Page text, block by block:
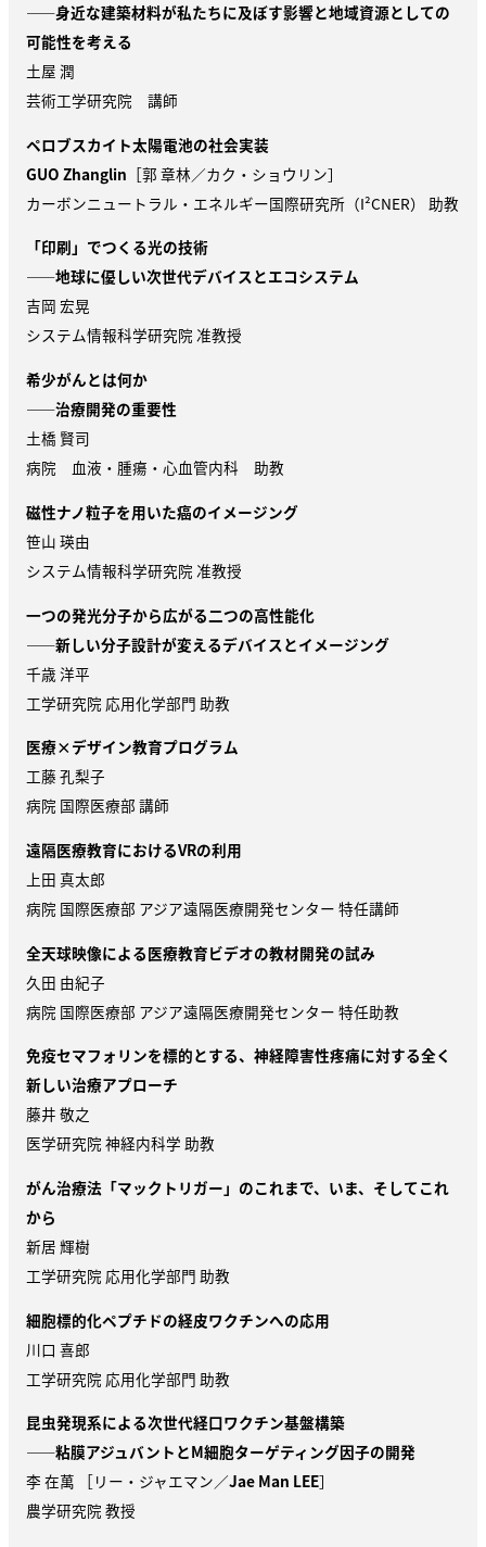
——身近な建築材料が私たちに及ぼす影響と地域資源としての
可能性を考える
土屋 潤
芸術工学研究院 講師
ペロブスカイト太陽電池の社会実装
GUO Zhanglin ［郭 章林／カク・ショウリン］
カーボンニュートラル・エネルギー国際研究所（I²CNER） 助教
「印刷」でつくる光の技術
——地球に優しい次世代デバイスとエコシステム
吉岡 宏晃
システム情報科学研究院 准教授
希少がんとは何か
——治療開発の重要性
土橋 賢司
病院 血液・腫瘍・心血管内科 助教
磁性ナノ粒子を用いた癌のイメージング
笹山 瑛由
システム情報科学研究院 准教授
一つの発光分子から広がる二つの高性能化
——新しい分子設計が変えるデバイスとイメージング
千歳 洋平
工学研究院 応用化学部門 助教
医療×デザイン教育プログラム
工藤 孔梨子
病院 国際医療部 講師
遠隔医療教育におけるVRの利用
上田 真太郎
病院 国際医療部 アジア遠隔医療開発センター 特任講師
全天球映像による医療教育ビデオの教材開発の試み
久田 由紀子
病院 国際医療部 アジア遠隔医療開発センター 特任助教
免疫セマフォリンを標的とする、神経障害性疼痛に対する全く
新しい治療アプローチ
藤井 敬之
医学研究院 神経内科学 助教
がん治療法「マックトリガー」のこれまで、いま、そしてこれ
から
新居 輝樹
工学研究院 応用化学部門 助教
細胞標的化ペプチドの経皮ワクチンへの応用
川口 喜郎
工学研究院 応用化学部門 助教
昆虫発現系による次世代経口ワクチン基盤構築
——粘膜アジュバントとM細胞ターゲティング因子の開発
李 在萬 ［リー・ジャエマン／Jae Man LEE］
農学研究院 教授